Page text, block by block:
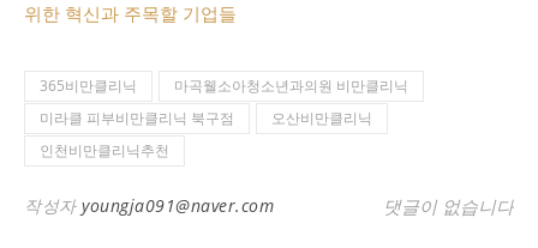
위한 혁신과 주목할 기업들
365비만클리닉
마곡웰소아청소년과의원 비만클리닉
미라클 피부비만클리닉 북구점
오산비만클리닉
인천비만클리닉추천
작성자 youngja091@naver.com 댓글이 없습니다